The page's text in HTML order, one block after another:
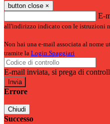
button close ×
E-
all'indirizzo indicato con le istruzioni
Non hai una e-mail associata al nome
tramite la Login Spaggiari
E-mail inviata, si prega di
Errore
Chiudi
Successo